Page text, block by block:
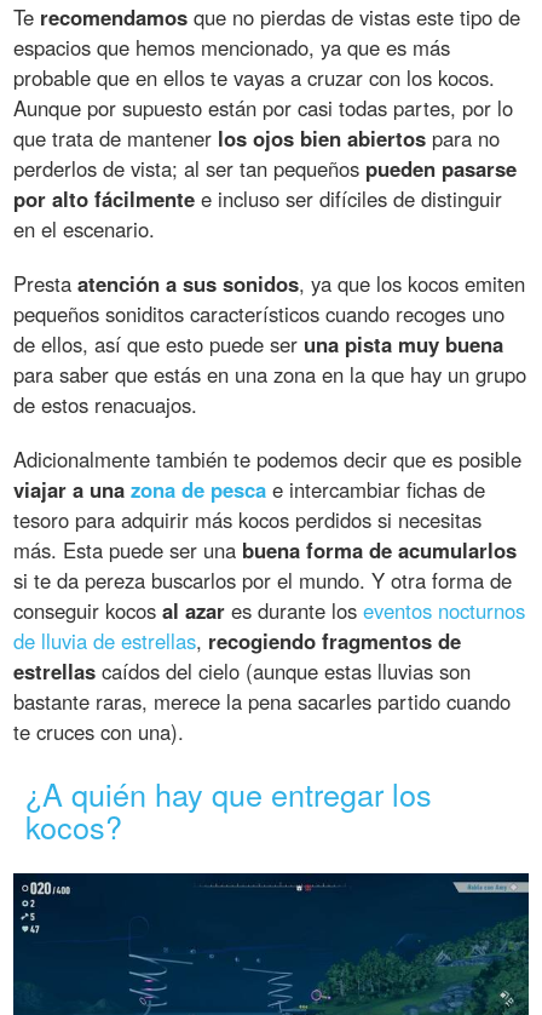
Te recomendamos que no pierdas de vistas este tipo de
espacios que hemos mencionado, ya que es más
probable que en ellos te vayas a cruzar con los kocos.
Aunque por supuesto están por casi todas partes, por lo
que trata de mantener los ojos bien abiertos para no
perderlos de vista; al ser tan pequeños pueden pasarse
por alto fácilmente e incluso ser difíciles de distinguir
en el escenario.
Prestaatención a sus sonidos, ya que los kocos emiten
pequeños soniditos característicos cuando recoges uno
de ellos, así que esto puede ser una pista muy buena
para saber que estás en una zona en la que hay un grupo
de estos renacuajos.
Adicionalmente también te podemos decir que es posible
viajar a unazona de pesca e intercambiar fichas de
tesoro para adquirir más kocos perdidos si necesitas
más. Esta puede ser una buena forma de acumularlos
si te da pereza buscarlos por el mundo. Y otra forma de
conseguir kocosal azar es durante loseventos nocturnos
de lluvia de estrellas, recogiendo fragmentos de
estrellas caídos del cielo (aunque estas lluvias son
bastante raras, merece la pena sacarles partido cuando
te cruces con una).
¿A quién hay que entregar los
kocos?